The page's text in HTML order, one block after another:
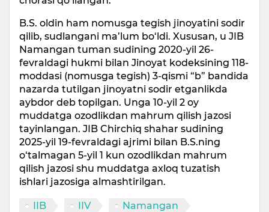
B.S. oldin ham nomusga tegish jinoyatini sodir
qilib, sudlangani ma’lum bo‘ldi. Xususan, u JIB
Namangan tuman sudining 2020-yil 26-
fevraldagi hukmi bilan Jinoyat kodeksining 118-
moddasi (nomusga tegish) 3-qismi “b” bandida
nazarda tutilgan jinoyatni sodir etganlikda
aybdor deb topilgan. Unga 10-yil 2 oy
muddatga ozodlikdan mahrum qilish jazosi
tayinlangan. JIB Chirchiq shahar sudining
2025-yil 19-fevraldagi ajrimi bilan B.S.ning
o‘talmagan 5-yil 1 kun ozodlikdan mahrum
qilish jazosi shu muddatga axloq tuzatish
ishlari jazosiga almashtirilgan.
IIB IIV Namangan